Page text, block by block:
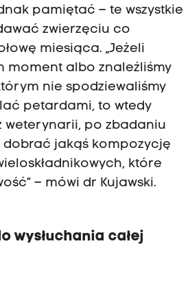
pamiętać – te wszystkie
zwierzęciu co
miesiąca. „Jeżeli
moment albo znaleźliśmy
nie spodziewaliśmy
petardami, to wtedy
weterynarii, po zbadaniu
dobrać jakąś kompozycję
które
– mówi dr Kujawski.
wysłuchania całej